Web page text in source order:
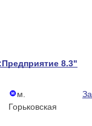
8.3"
м.
Горьковская